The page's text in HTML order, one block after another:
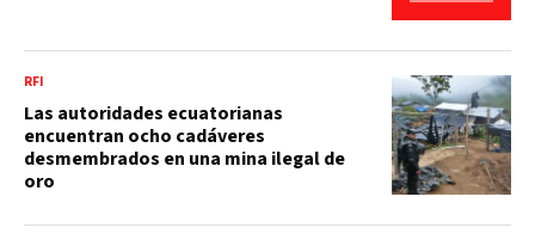
RFI
Las autoridades ecuatorianas
encuentran ocho cadáveres
desmembrados en una mina ilegal de
oro